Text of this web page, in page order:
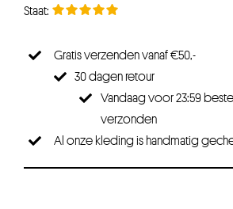
Gratis verzenden vanaf €50,-
30 dagen retour
Vandaag voor 23:59
verzonden
Al onze kleding is handmatig